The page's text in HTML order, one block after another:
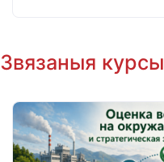
Звязаныя курсы